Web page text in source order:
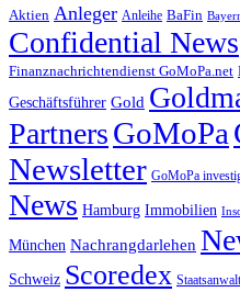
Aktien Anleger Anleihe BaFin
Confidential News
Finanznachrichtendienst GoMoPa.net
Geschäftsführer Gold
PartnersGoMoPa
Newsletter GoMoPa
News Hamburg Immobilien
München Nachrangdarlehen
Schweiz Scoredex